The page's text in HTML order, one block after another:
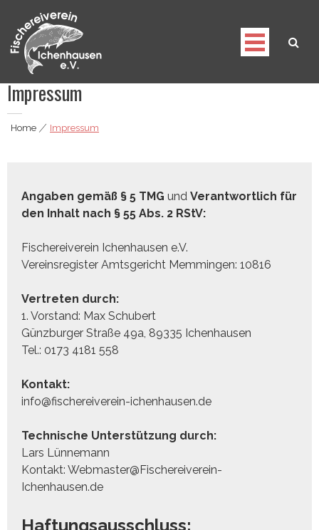
content
Fischereiverein Ichenhausen e.V.
Impressum
Home|Impressum
Angaben gemäß § 5 TMG und Verantwortlich für
den Inhalt nach § 55 Abs. 2 RStV:
Fischereiverein Ichenhausen e.V.
Vereinsregister Amtsgericht Memmingen: 10816
Vertreten durch:
1. Vorstand: Max Schubert
Günzburger Straße 49a, 89335 Ichenhausen
Tel.: 0173 4181 558
Kontakt:
info@fischereiverein-ichenhausen.de
Technische Unterstützung durch:
Lars Lünnemann
Kontakt: Webmaster@Fischereiverein-
Ichenhausen.de
Haftungsausschluss: